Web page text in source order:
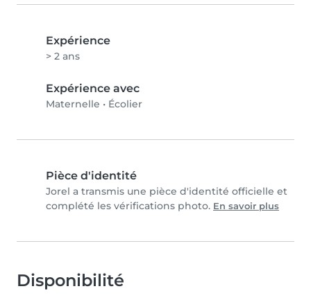
Expérience
> 2 ans
Expérience avec
Maternelle • Écolier
Pièce d'identité
Jorel a transmis une pièce d'identité officielle et
complété les vérifications photo. En savoir plus
Disponibilité